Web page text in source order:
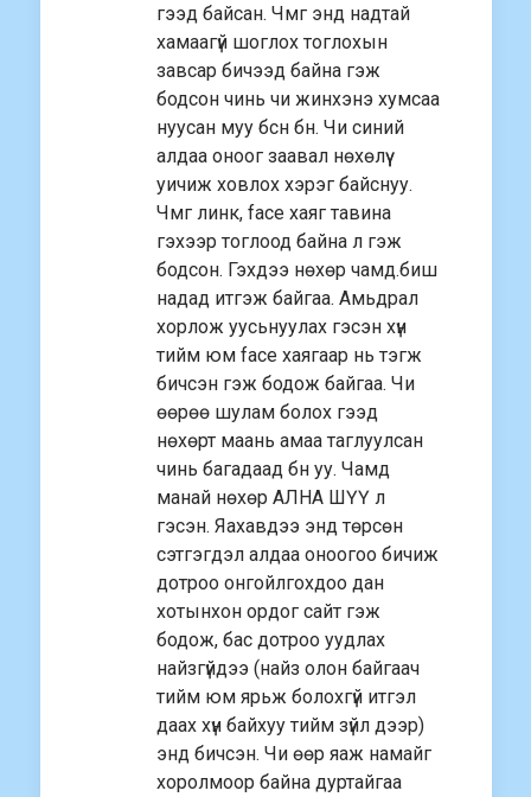
гээд байсан. Чмг энд надтай
хамаагүй шоглох тоглохын
завсар бичээд байна гэж
бодсон чинь чи жинхэнэ хумсаа
нуусан муу бсн бн. Чи синий
алдаа оноог заавал нөхөлүү
уичиж ховлох хэрэг байснуу.
Чмг линк, face хаяг тавина
гэхээр тоглоод байна л гэж
бодсон. Гэхдээ нөхөр чамд.биш
надад итгэж байгаа. Амьдрал
хорлож уусьнуулах гэсэн хүн
тийм юм face хаягаар нь тэгж
бичсэн гэж бодож байгаа. Чи
өөрөө шулам болох гээд
нөхөрт маань амаа таглуулсан
чинь багадаад бн уу. Чамд
манай нөхөр АЛНА ШҮҮ л
гэсэн. Яахавдээ энд төрсөн
сэтгэгдэл алдаа оноогоо бичиж
дотроо онгойлгохдоо дан
хотынхон ордог сайт гэж
бодож, бас дотроо уудлах
найзгүйдээ (найз олон байгаач
тийм юм ярьж болохгүй итгэл
даах хүн байхуу тийм зүйл дээр)
энд бичсэн. Чи өөр яаж намайг
хоролмоор байна дуртайгаа